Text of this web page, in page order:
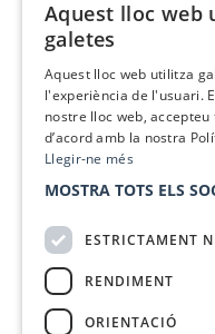
Aquest lloc web
galetes
Aquest lloc web utilitza
l'experiència de l'usuari.
nostre lloc web,
d’acord amb la nostra
Llegir-ne més
MOSTRA TOTS ELS
ESTRICTAMENT
RENDIMENT
ORIENTACIÓ